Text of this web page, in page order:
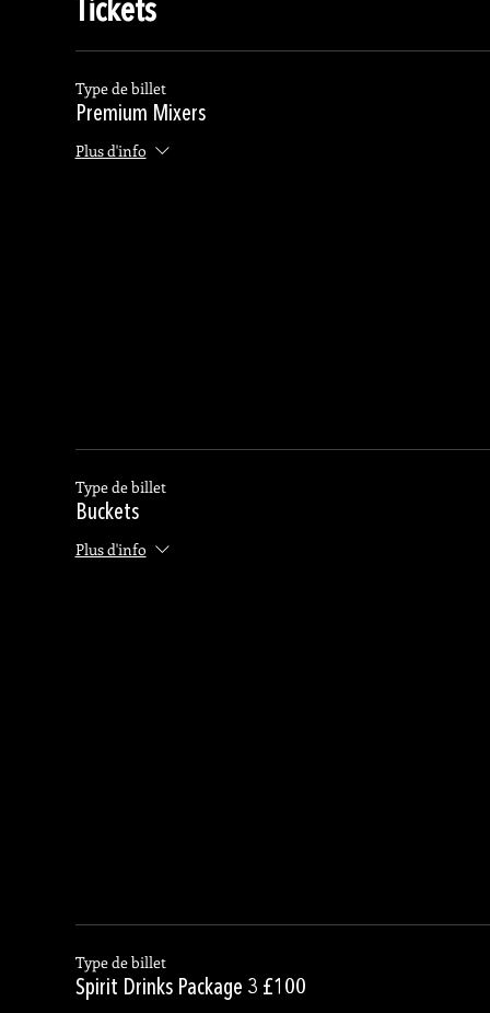
Tickets
Type de billet
Premium Mixers
Plus d'info
Type de billet
Buckets
Plus d'info
Type de billet
Spirit Drinks Package 3 £100